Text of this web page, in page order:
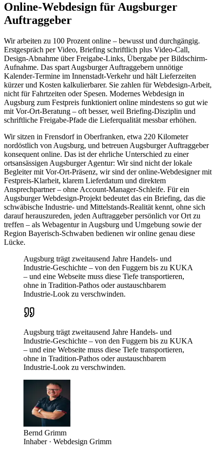
Online-Webdesign für Augsburger
Auftraggeber
Wir arbeiten zu 100 Prozent online – bewusst und durchgängig.
Erstgespräch per Video, Briefing schriftlich plus Video-Call,
Design-Abnahme über Freigabe-Links, Übergabe per Bildschirm-
Aufnahme. Das spart Augsburger Auftraggebern unnötige
Kalender-Termine im Innenstadt-Verkehr und hält Lieferzeiten
kürzer und Kosten kalkulierbarer. Sie zahlen für Webdesign-Arbeit,
nicht für Fahrtzeiten oder Spesen. Modernes Webdesign in
Augsburg zum Festpreis funktioniert online mindestens so gut wie
mit Vor-Ort-Beratung – oft besser, weil Briefing-Disziplin und
schriftliche Freigabe-Pfade die Lieferqualität messbar erhöhen.
Wir sitzen in Frensdorf in Oberfranken, etwa 220 Kilometer
nordöstlich von Augsburg, und betreuen Augsburger Auftraggeber
konsequent online. Das ist der ehrliche Unterschied zu einer
ortsansässigen Augsburger Agentur: Wir sind nicht der lokale
Begleiter mit Vor-Ort-Präsenz, wir sind der online-Webdesigner mit
Festpreis-Klarheit, klarem Lieferdatum und direktem
Ansprechpartner – ohne Account-Manager-Schleife. Für ein
Augsburger Webdesign-Projekt bedeutet das ein Briefing, das die
schwäbische Industrie- und Mittelstands-Realität kennt, ohne sich
darauf herauszureden, jeden Auftraggeber persönlich vor Ort zu
treffen – als Webagentur in Augsburg und Umgebung sowie der
Region Bayerisch-Schwaben bedienen wir online genau diese
Lücke.
Augsburg trägt zweitausend Jahre Handels- und
Industrie-Geschichte – von den Fuggern bis zu KUKA
– und eine Webseite muss diese Tiefe transportieren,
ohne in Tradition-Pathos oder austauschbarem
Industrie-Look zu verschwinden.
Augsburg trägt zweitausend Jahre Handels- und
Industrie-Geschichte – von den Fuggern bis zu KUKA
– und eine Webseite muss diese Tiefe transportieren,
ohne in Tradition-Pathos oder austauschbarem
Industrie-Look zu verschwinden.
Bernd Grimm
Inhaber · Webdesign Grimm